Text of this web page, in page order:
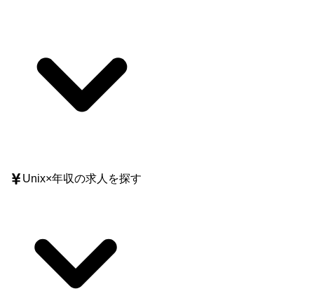
Unix×年収の求人を探す